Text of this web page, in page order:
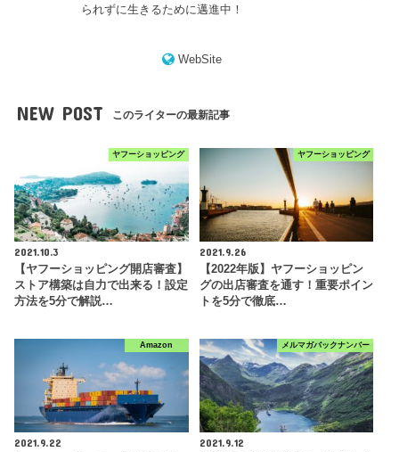
られずに生きるために邁進中！
WebSite
NEW POST このライターの最新記事
ヤフーショッピング
2021.10.3
【ヤフーショッピング開店審査】
ストア構築は自力で出来る！設定
方法を5分で解説…
ヤフーショッピング
2021.9.26
【2022年版】ヤフーショッピン
グの出店審査を通す！重要ポイン
トを5分で徹底…
Amazon
2021.9.22
メルマガバックナンバー
2021.9.12